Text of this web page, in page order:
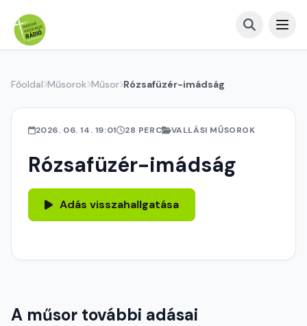
Főoldal Műsorok Műsor Rózsafüzér-imádság
2026. 06. 14. 19:01 28 PERC VALLÁSI MŰSOROK
Rózsafüzér-imádság
Adás visszahallgatása
A műsor további adásai